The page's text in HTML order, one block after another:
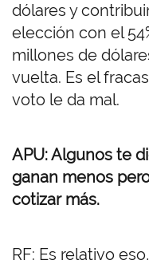
dólares y
elección con el
millones de
vuelta. Es el
voto le da mal.
APU: Algunos te
ganan menos
cotizar más.
RF: Es relativo